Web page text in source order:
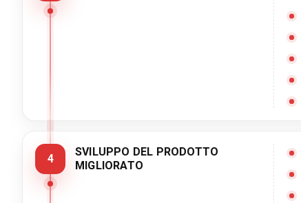
4
SVILUPPO DEL PRODOTTO
MIGLIORATO